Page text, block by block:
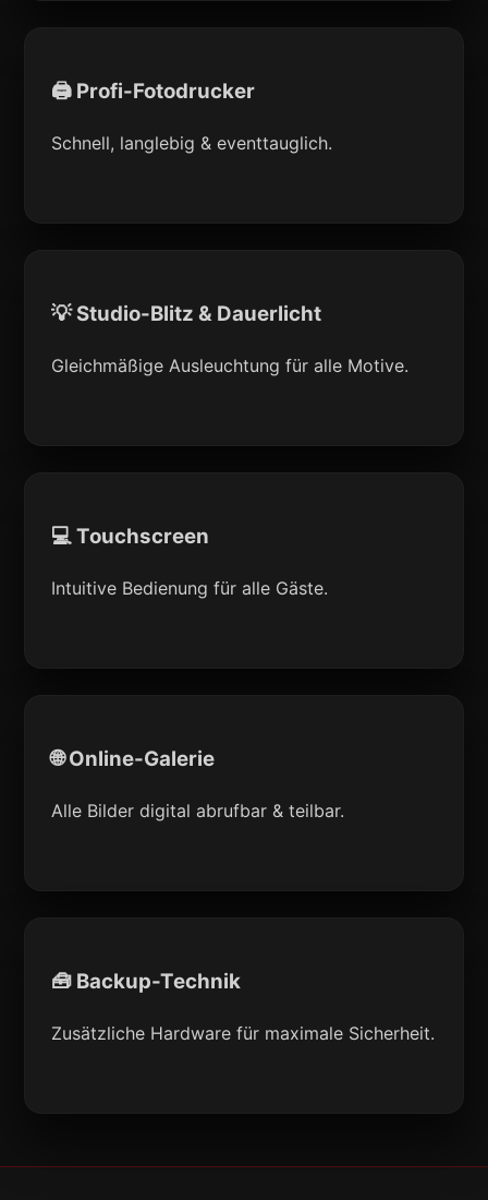
🖨 Profi-Fotodrucker
Schnell, langlebig & eventtauglich.
💡 Studio-Blitz & Dauerlicht
Gleichmäßige Ausleuchtung für alle Motive.
💻 Touchscreen
Intuitive Bedienung für alle Gäste.
🌐 Online-Galerie
Alle Bilder digital abrufbar & teilbar.
🧰 Backup-Technik
Zusätzliche Hardware für maximale Sicherheit.